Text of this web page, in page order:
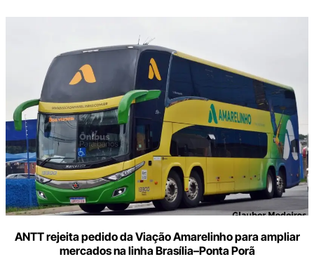
ANTT rejeita pedido da Viação Amarelinho para ampliar
mercados na linha Brasília–Ponta Porã